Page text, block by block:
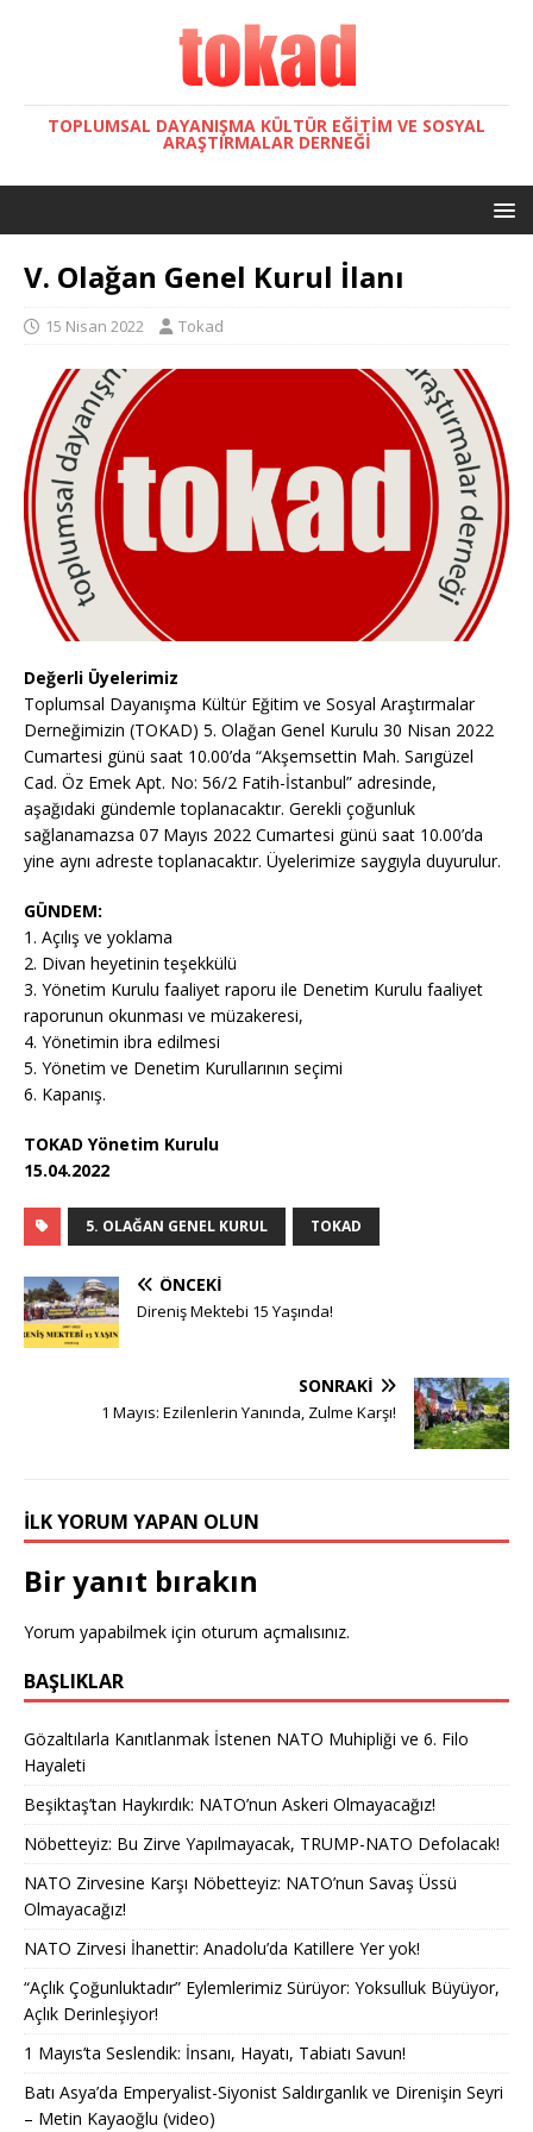
TOPLUMSAL DAYANIŞMA KÜLTÜR EĞITIM VE SOSYAL
ARAŞTIRMALAR DERNEĞI
V. Olağan Genel Kurul İlanı
15 Nisan 2022 Tokad
Değerli Üyelerimiz
Toplumsal Dayanışma Kültür Eğitim ve Sosyal Araştırmalar
Derneğimizin (TOKAD) 5. Olağan Genel Kurulu 30 Nisan 2022
Cumartesi günü saat 10.00’da “Akşemsettin Mah. Sarıgüzel
Cad. Öz Emek Apt. No: 56/2 Fatih-İstanbul” adresinde,
aşağıdaki gündemle toplanacaktır. Gerekli çoğunluk
sağlanamazsa 07 Mayıs 2022 Cumartesi günü saat 10.00’da
yine aynı adreste toplanacaktır. Üyelerimize saygıyla duyurulur.
GÜNDEM:
1. Açılış ve yoklama
2. Divan heyetinin teşekkülü
3. Yönetim Kurulu faaliyet raporu ile Denetim Kurulu faaliyet
raporunun okunması ve müzakeresi,
4. Yönetimin ibra edilmesi
5. Yönetim ve Denetim Kurullarının seçimi
6. Kapanış.
TOKAD Yönetim Kurulu
15.04.2022
5. OLAĞAN GENEL KURUL TOKAD
ÖNCEKI
Direniş Mektebi 15 Yaşında!
SONRAKI
1 Mayıs: Ezilenlerin Yanında, Zulme Karşı!
İLK YORUM YAPAN OLUN
Bir yanıt bırakın
Yorum yapabilmek için oturum açmalısınız.
BAŞLIKLAR
Gözaltılarla Kanıtlanmak İstenen NATO Muhipliği ve 6. Filo
Hayaleti
Beşiktaş’tan Haykırdık: NATO’nun Askeri Olmayacağız!
Nöbetteyiz: Bu Zirve Yapılmayacak, TRUMP-NATO Defolacak!
NATO Zirvesine Karşı Nöbetteyiz: NATO’nun Savaş Üssü
Olmayacağız!
NATO Zirvesi İhanettir: Anadolu’da Katillere Yer yok!
“Açlık Çoğunluktadır” Eylemlerimiz Sürüyor: Yoksulluk Büyüyor,
Açlık Derinleşiyor!
1 Mayıs’ta Seslendik: İnsanı, Hayatı, Tabiatı Savun!
Batı Asya’da Emperyalist-Siyonist Saldırganlık ve Direnişin Seyri
– Metin Kayaoğlu (video)